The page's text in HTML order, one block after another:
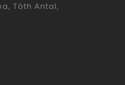
Tóth Antal